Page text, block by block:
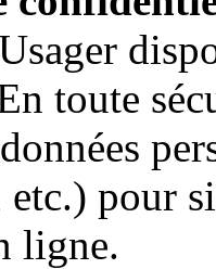
toute
etc.) pour
ligne.